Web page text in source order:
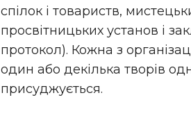
спілок і товариств,
просвітницьких установ і
протокол). Кожна з
один або декілька творів
присуджується.